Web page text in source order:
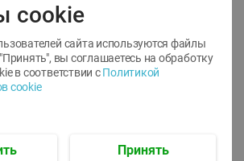
Икра сельди
cookie
сайта используются файлы
вы соглашаетесь на обработку
в соответствии с Политикой
cookie
Принять